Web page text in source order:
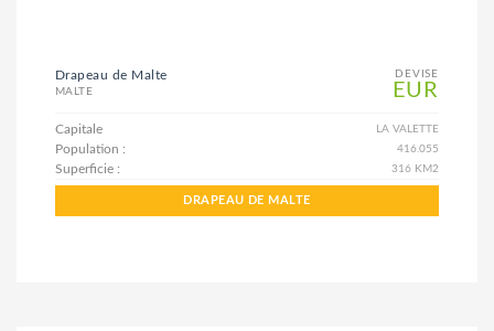
DEVISE
EUR
Drapeau de Malte
MALTE
Capitale LA VALETTE
Population : 416.055
Superficie : 316 KM2
DRAPEAU DE MALTE